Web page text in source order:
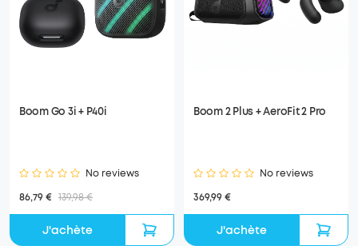
Boom Go 3i + P40i
No reviews
86,79 € 139,98 €
J'achète
Boom 2 Plus + AeroFit 2 Pro
No reviews
369,99 €
J'achète